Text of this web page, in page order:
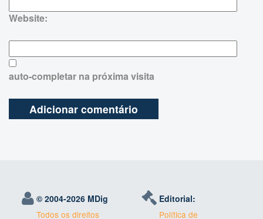
Website:
auto-completar na próxima visita
© 2004-2026 MDig
Todos os direitos
Editorial:
Política de